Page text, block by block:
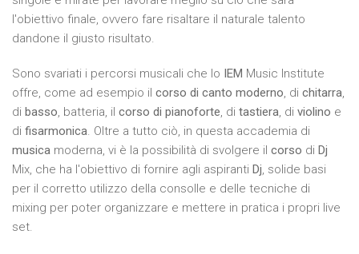
l'obiettivo finale, ovvero fare risaltare il naturale talento
dandone il giusto risultato.
Sono svariati i percorsi musicali che lo IEM Music Institute
offre, come ad esempio il corso di canto moderno, di chitarra,
di basso, batteria, il corso di pianoforte, di tastiera, di violino e
di fisarmonica. Oltre a tutto ciò, in questa accademia di
musica moderna, vi è la possibilità di svolgere il corso di Dj
Mix, che ha l'obiettivo di fornire agli aspiranti Dj, solide basi
per il corretto utilizzo della consolle e delle tecniche di
mixing per poter organizzare e mettere in pratica i propri live
set.